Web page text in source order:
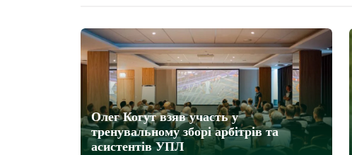
Олег Когут взяв участь у
тренувальному зборі арбітрів та
асистентів УПЛ